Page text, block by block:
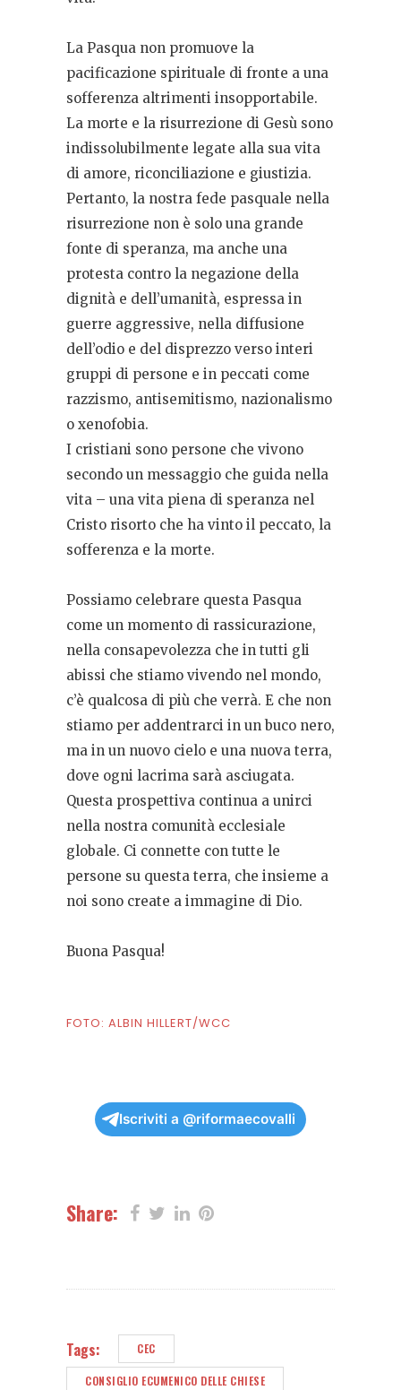
La Pasqua non promuove la
pacificazione spirituale di fronte a una
sofferenza altrimenti insopportabile.
La morte e la risurrezione di Gesù sono
indissolubilmente legate alla sua vita
di amore, riconciliazione e giustizia.
Pertanto, la nostra fede pasquale nella
risurrezione non è solo una grande
fonte di speranza, ma anche una
protesta contro la negazione della
dignità e dell’umanità, espressa in
guerre aggressive, nella diffusione
dell’odio e del disprezzo verso interi
gruppi di persone e in peccati come
razzismo, antisemitismo, nazionalismo
o xenofobia.
I cristiani sono persone che vivono
secondo un messaggio che guida nella
vita – una vita piena di speranza nel
Cristo risorto che ha vinto il peccato, la
sofferenza e la morte.
Possiamo celebrare questa Pasqua
come un momento di rassicurazione,
nella consapevolezza che in tutti gli
abissi che stiamo vivendo nel mondo,
c’è qualcosa di più che verrà. E che non
stiamo per addentrarci in un buco nero,
ma in un nuovo cielo e una nuova terra,
dove ogni lacrima sarà asciugata.
Questa prospettiva continua a unirci
nella nostra comunità ecclesiale
globale. Ci connette con tutte le
persone su questa terra, che insieme a
noi sono create a immagine di Dio.
Buona Pasqua!
FOTO: ALBIN HILLERT/WCC
Iscriviti a @riformaecovalli
Share:
Tags: CEC
CONSIGLIO ECUMENICO DELLE CHIESE